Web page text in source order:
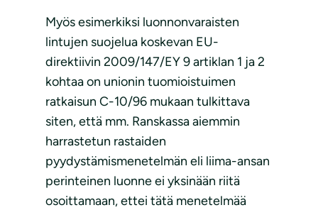
Myös esimerkiksi luonnonvaraisten
lintujen suojelua koskevan EU-
direktiivin 2009/147/EY 9 artiklan 1 ja 2
kohtaa on unionin tuomioistuimen
ratkaisun C-10/96 mukaan tulkittava
siten, että mm. Ranskassa aiemmin
harrastetun rastaiden
pyydystämismenetelmän eli liima-ansan
perinteinen luonne ei yksinään riitä
osoittamaan, ettei tätä menetelmää